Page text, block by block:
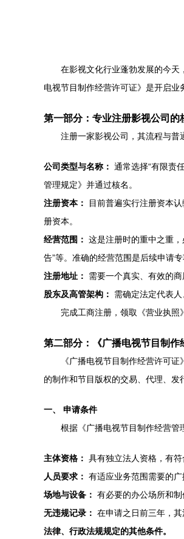
在影视文化行业蓬勃发展的今
电视节目制作经营许可证》是开启
第一部分：专业注册影视公司的
注册一家影视公司，其流程与普
公司类型与名称： 通常选择“有限责
管理规定》并通过核名。
注册资本：
目前普遍实行注册资本
册资本。
经营范围： 这是注册时的重中之重，
告”等。准确的经营范围是后续申请专
注册地址：
需要一个真实、有效的
股东及高管架构：
需确定法定代表
完成工商注册，领取《营业执
第二部分：《广播电视节目制作
《广播电视节目制作经营许可
的制作和节目版权的交易、代理、发
一、 申请条件
根据《广播电视节目制作经营管
主体资格： 具有独立法人资格，有
人员要求： 有适应业务范围需要的
场地与设备： 有必要的办公场所和制
无违规记录： 在申请之日前三年，
法律、行政法规规定的其他条件。